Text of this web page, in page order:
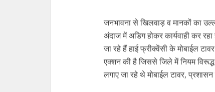
जनभावना से खिलवाड़ व मानकों का
अंदाज में अडिग होकर कार्यवाही कर
जा रहे हैं हाई फ्रीक्वेंसी के मोबाईल
एक्शन की है जिससे जिले में नियम विरूद्ध
लगाए जा रहे थे मोबाईल टावर,